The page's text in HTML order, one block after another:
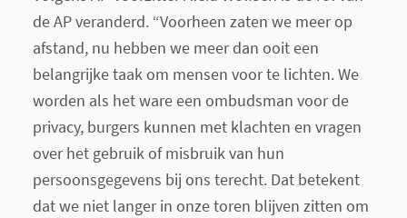
de AP veranderd. “Voorheen zaten we meer op
afstand, nu hebben we meer dan ooit een
belangrijke taak om mensen voor te lichten. We
worden als het ware een ombudsman voor de
privacy, burgers kunnen met klachten en vragen
over het gebruik of misbruik van hun
persoonsgegevens bij ons terecht. Dat betekent
dat we niet langer in onze toren blijven zitten om